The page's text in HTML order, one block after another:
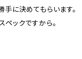
に決めてもらいます。
ックですから。